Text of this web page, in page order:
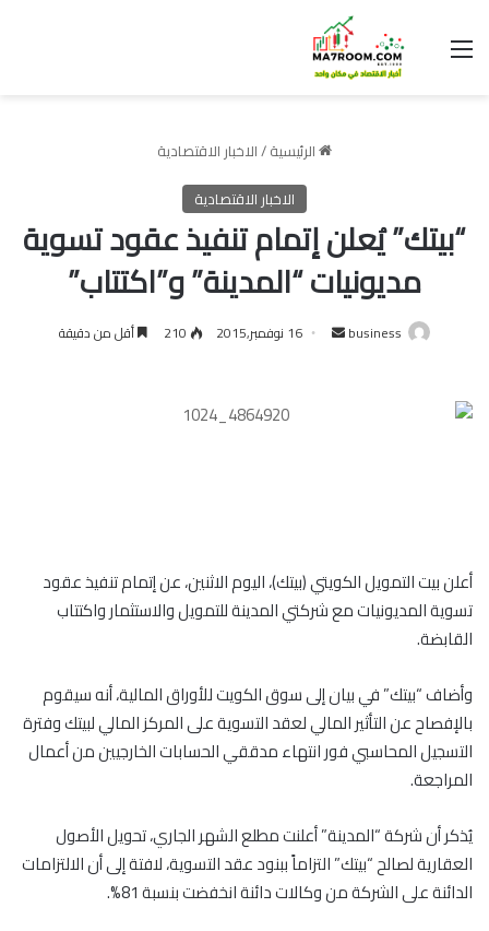
القائمة
الرئيسية/الاخبار الاقتصادية
الاخبار الاقتصادية
“بيتك” يُعلن إتمام تنفيذ عقود تسوية
مديونيات “المدينة” و”اكتتاب”
business
أرسل 16 نوفمبر,2015 210 أقل من دقيقة
أعلن بيت التمويل الكويتي (بيتك)، اليوم الاثنين، عن إتمام تنفيذ عقود
تسوية المديونيات مع شركتي المدينة للتمويل والاستثمار واكتتاب
القابضة.
وأضاف “بيتك” في بيان إلى سوق الكويت للأوراق المالية، أنه سيقوم
بالإفصاح عن التأثير المالي لعقد التسوية على المركز المالي لبيتك وفترة
التسجيل المحاسبي فور انتهاء مدققي الحسابات الخارجيين من أعمال
المراجعة.
يُذكر أن شركة “المدينة” أعلنت مطلع الشهر الجاري، تحويل الأصول
العقارية لصالح “بيتك” التزاماً ببنود عقد التسوية، لافتة إلى أن الالتزامات
الدائنة على الشركة من وكالات دائنة انخفضت بنسبة 81%.